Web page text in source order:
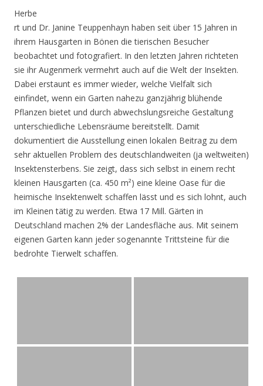
Herbe
rt und Dr. Janine Teuppenhayn haben seit über 15 Jahren in
ihrem Hausgarten in Bönen die tierischen Besucher
beobachtet und fotografiert. In den letzten Jahren richteten
sie ihr Augenmerk vermehrt auch auf die Welt der Insekten.
Dabei erstaunt es immer wieder, welche Vielfalt sich
einfindet, wenn ein Garten nahezu ganzjährig blühende
Pflanzen bietet und durch abwechslungsreiche Gestaltung
unterschiedliche Lebensräume bereitstellt. Damit
dokumentiert die Ausstellung einen lokalen Beitrag zu dem
sehr aktuellen Problem des deutschlandweiten (ja weltweiten)
Insektensterbens. Sie zeigt, dass sich selbst in einem recht
kleinen Hausgarten (ca. 450 m²) eine kleine Oase für die
heimische Insektenwelt schaffen lässt und es sich lohnt, auch
im Kleinen tätig zu werden. Etwa 17 Mill. Gärten in
Deutschland machen 2% der Landesfläche aus. Mit seinem
eigenen Garten kann jeder sogenannte Trittsteine für die
bedrohte Tierwelt schaffen.